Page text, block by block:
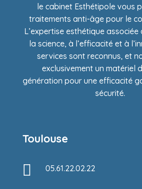
le cabinet Esthétipole vous
traitements anti-âge pour le
L’expertise esthétique
la science, à l’efficacité et à
services sont reconnus, et
exclusivement un matériel
génération pour une efficacité
sécurité.
Toulouse
 05.61.22.02.22